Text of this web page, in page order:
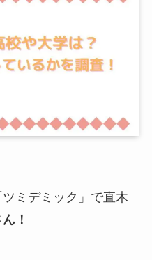
ミデミック」で直木
！